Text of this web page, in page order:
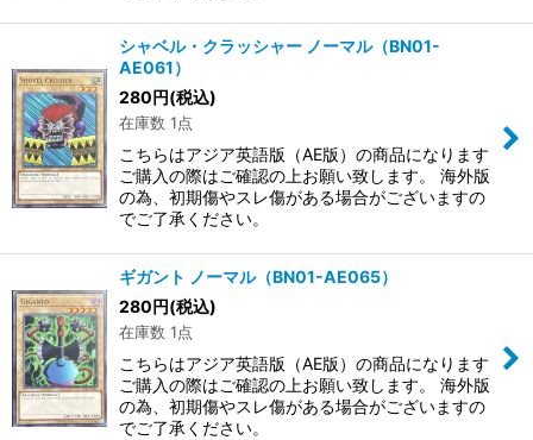
シャベル・クラッシャー ノーマル（BN01-
AE061）
280円(税込)
在庫数 1点
こちらはアジア英語版（AE版）の商品になります
ご購入の際はご確認の上お願い致します。 海外版
の為、初期傷やスレ傷がある場合がございますの
でご了承ください。
ギガント ノーマル（BN01-AE065）
280円(税込)
在庫数 1点
こちらはアジア英語版（AE版）の商品になります
ご購入の際はご確認の上お願い致します。 海外版
の為、初期傷やスレ傷がある場合がございますの
でご了承ください。